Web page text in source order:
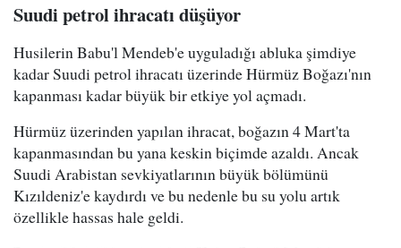
Suudi petrol ihracatı düşüyor
Husilerin Babu'l Mendeb'e uyguladığı abluka şimdiye
kadar Suudi petrol ihracatı üzerinde Hürmüz Boğazı'nın
kapanması kadar büyük bir etkiye yol açmadı.
Hürmüz üzerinden yapılan ihracat, boğazın 4 Mart'ta
kapanmasından bu yana keskin biçimde azaldı. Ancak
Suudi Arabistan sevkiyatlarının büyük bölümünü
Kızıldeniz'e kaydırdı ve bu nedenle bu su yolu artık
özellikle hassas hale geldi.